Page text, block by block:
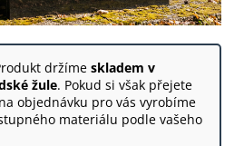
držíme skladem v
žule. Pokud si však přejete
objednávku pro vás vyrobíme
materiálu podle vašeho